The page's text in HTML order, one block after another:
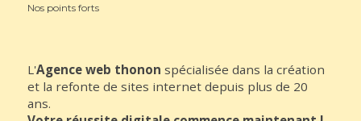
Nos points forts
L'Agence web thonon spécialisée dans la création
et la refonte de sites internet depuis plus de 20
ans.